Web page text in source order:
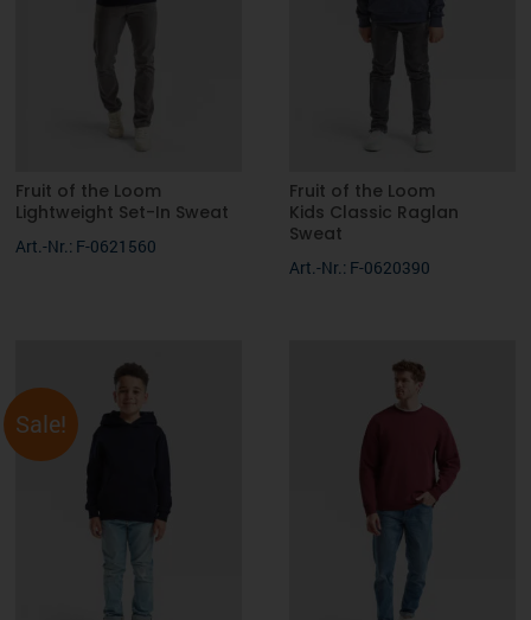
gewebtes Premium-Größenetikett im Nacken
XS, S, M, L, XL
Fruit of the Loom
Lightweight Set-In Sweat
Art.-Nr.: F-0621560
Fruit of the Loom
Kids Classic Raglan
Sweat
Art.-Nr.: F-0620390
Sale!